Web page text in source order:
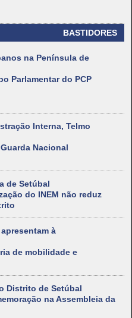
BASTIDORES
na Península de
Parlamentar do PCP
Interna, Telmo
Nacional
de Setúbal
do INEM não reduz
à
de mobilidade e
Distrito de Setúbal
na Assembleia da